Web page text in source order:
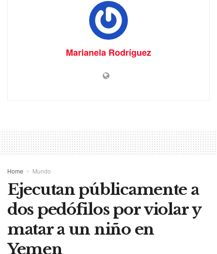
Marianela Rodríguez
Home Mundo
Ejecutan públicamente a
dos pedófilos por violar y
matar a un niño en
Yemen